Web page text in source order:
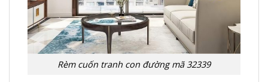
Rèm cuốn tranh con đường mã 32339